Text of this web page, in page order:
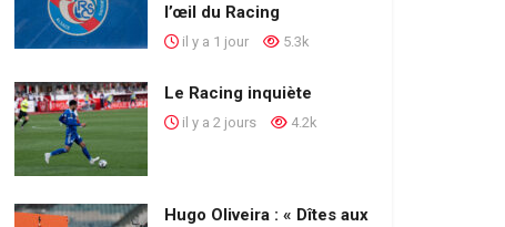
l’œil du Racing
il y a 1 jour 5.3k
Le Racing inquiète
il y a 2 jours 4.2k
Hugo Oliveira : « Dîtes aux